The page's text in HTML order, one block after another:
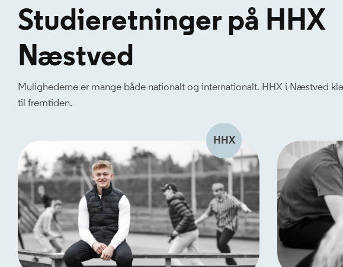
Studieretninger på HHX
Næstved
Mulighederne er mange både nationalt og internationalt. HHX i Næstved
til fremtiden.
HHX